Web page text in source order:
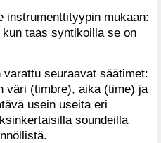
instrumenttityypin mukaan:
taas syntikoilla se on
seuraavat säätimet:
väri (timbre), aika (time) ja
usein useita eri
soundeilla